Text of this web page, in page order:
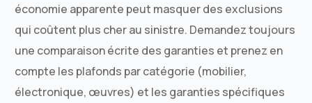
économie apparente peut masquer des exclusions
qui coûtent plus cher au sinistre. Demandez toujours
une comparaison écrite des garanties et prenez en
compte les plafonds par catégorie (mobilier,
électronique, œuvres) et les garanties spécifiques